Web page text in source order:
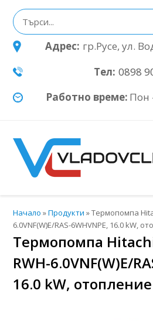
Адрес: гр.Русе, ул.
Тел: 0898
Работно време: Пон
Начало »Продукти »Термопомпа
6.0VNF(W)E/RAS-6WHVNPE, 16.0 kW,
Термопомпа
RWH-6.0VNF(W)E/
16.0 kW,